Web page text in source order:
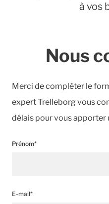
à vos
Nous
Merci de compléter le
expert Trelleborg vous
délais pour vous apporter
Prénom*
E-mail*